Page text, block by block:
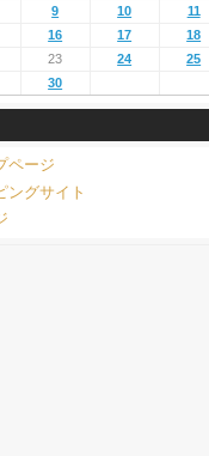
9 10
11
16 17
18
23 24
25
30
ページ
ングサイト